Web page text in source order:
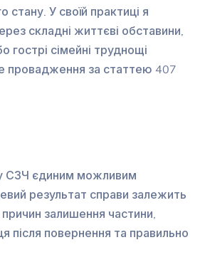
У своїй практиці я
складні життєві обставини,
гострі сімейні труднощі
провадження за статтею 407
СЗЧ єдиним можливим
результат справи залежить
залишення частини,
після повернення та правильно